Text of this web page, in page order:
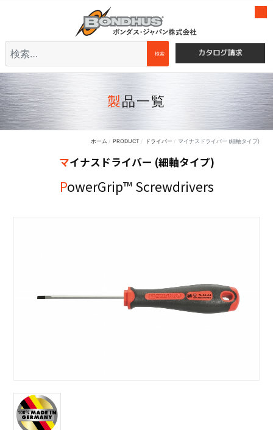
検索
検索
製品一覧
ホーム PRODUCT ドライバー マイナスドライバー (細軸タイプ)
マイナスドライバー (細軸タイプ)
PowerGrip™ Screwdrivers